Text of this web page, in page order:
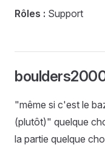
Rôles : Support
"même si c'est le
(plutôt)" quelque
la partie quelque